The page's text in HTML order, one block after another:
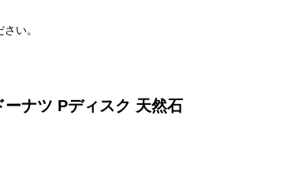
い。
ナツ Pディスク 天然石